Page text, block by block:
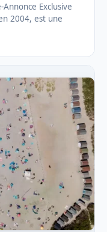
Exclusive
2004, est une